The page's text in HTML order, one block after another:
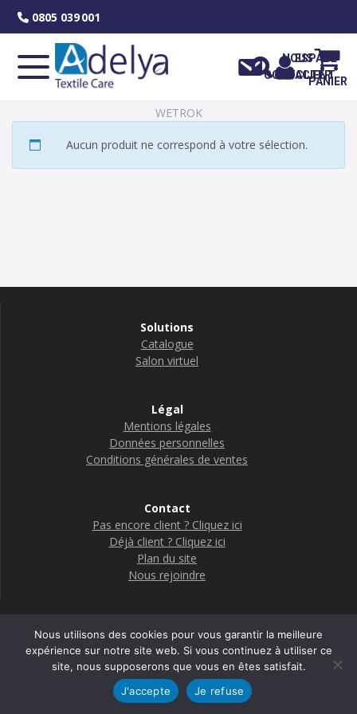
0805 039 001
NOUS
CONTACTER
ESPACE
CLIENT
PANIER
WETROK
Aucun produit ne correspond à votre sélection.
Solutions
Catalogue
Salon virtuel
Légal
Mentions légales
Données personnelles
Conditions générales de ventes
Contact
Pas encore client ? Cliquez ici
Déjà client ? Cliquez ici
Plan du site
Nous rejoindre
Boutique Adelya Textile Care
© 2026 Adelya
Nous utilisons des cookies pour vous garantir la meilleure
expérience sur notre site web. Si vous continuez à utiliser ce
site, nous supposerons que vous en êtes satisfait.
J'accepte
Je refuse